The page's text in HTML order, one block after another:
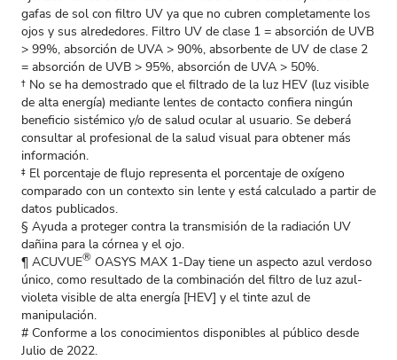
gafas de sol con filtro UV ya que no cubren completamente los
ojos y sus alrededores. Filtro UV de clase 1 = absorción de UVB
> 99%, absorción de UVA > 90%, absorbente de UV de clase 2
= absorción de UVB > 95%, absorción de UVA > 50%.
† No se ha demostrado que el filtrado de la luz HEV (luz visible
de alta energía) mediante lentes de contacto confiera ningún
beneficio sistémico y/o de salud ocular al usuario. Se deberá
consultar al profesional de la salud visual para obtener más
información.
‡ El porcentaje de flujo representa el porcentaje de oxígeno
comparado con un contexto sin lente y está calculado a partir de
datos publicados.
§ Ayuda a proteger contra la transmisión de la radiación UV
dañina para la córnea y el ojo.
¶ ACUVUE® OASYS MAX 1-Day tiene un aspecto azul verdoso
único, como resultado de la combinación del filtro de luz azul-
violeta visible de alta energía [HEV] y el tinte azul de
manipulación.
# Conforme a los conocimientos disponibles al público desde
Julio de 2022.